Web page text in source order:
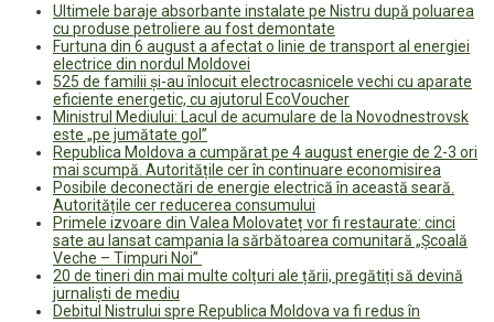
Ultimele baraje absorbante instalate pe Nistru după poluarea
cu produse petroliere au fost demontate
Furtuna din 6 august a afectat o linie de transport al energiei
electrice din nordul Moldovei
525 de familii și-au înlocuit electrocasnicele vechi cu aparate
eficiente energetic, cu ajutorul EcoVoucher
Ministrul Mediului: Lacul de acumulare de la Novodnestrovsk
este „pe jumătate gol”
Republica Moldova a cumpărat pe 4 august energie de 2-3 ori
mai scumpă. Autoritățile cer în continuare economisirea
Posibile deconectări de energie electrică în această seară.
Autoritățile cer reducerea consumului
Primele izvoare din Valea Molovateț vor fi restaurate: cinci
sate au lansat campania la sărbătoarea comunitară „Școală
Veche – Timpuri Noi”
20 de tineri din mai multe colțuri ale țării, pregătiți să devină
jurnaliști de mediu
Debitul Nistrului spre Republica Moldova va fi redus în